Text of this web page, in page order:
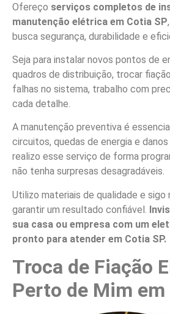
Ofereço serviços completos de
manutenção elétrica em Cotia SP
busca segurança, durabilidade e
Seja para instalar novos pontos de
quadros de distribuição, trocar
falhas no sistema, trabalho com
cada detalhe.
A manutenção preventiva é
circuitos, quedas de energia e danos
realizo esse serviço de forma
não tenha surpresas desagradáveis.
Utilizo materiais de qualidade e sigo
garantir um resultado confiável.
sua casa ou empresa com um
pronto para atender em Cotia SP.
Troca de Fiação
Perto de Mim em